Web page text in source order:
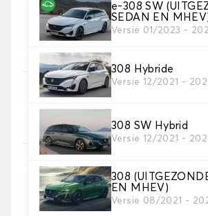
e-308 SW
SEDAN EN
Versie 01/2023 -
308 Hybride
Versie 12/2021 -
308 SW Hybrid
Versie 12/2021 -
308
EN MHEV)
Versie 08/2021 -
4. Tapijt kleuren
Kies de kleur van je tapijt ..
5. Materiaal riem
Kies het materiaal voor de riem.
6. Kleur koord
Kies de kleur van de riem.